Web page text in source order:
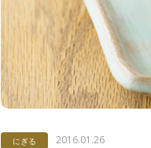
にぎる 2016.01.26